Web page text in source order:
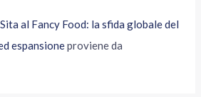
al Fancy Food: la sfida globale del
espansioneproviene da